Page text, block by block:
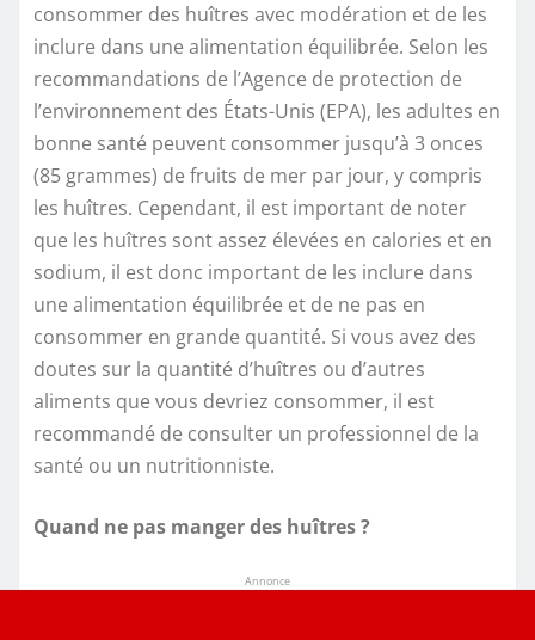
consommer des huîtres avec modération et de les
inclure dans une alimentation équilibrée. Selon les
recommandations de l’Agence de protection de
l’environnement des États-Unis (EPA), les adultes en
bonne santé peuvent consommer jusqu’à 3 onces
(85 grammes) de fruits de mer par jour, y compris
les huîtres. Cependant, il est important de noter
que les huîtres sont assez élevées en calories et en
sodium, il est donc important de les inclure dans
une alimentation équilibrée et de ne pas en
consommer en grande quantité. Si vous avez des
doutes sur la quantité d’huîtres ou d’autres
aliments que vous devriez consommer, il est
recommandé de consulter un professionnel de la
santé ou un nutritionniste.
Quand ne pas manger des huîtres ?
Annonce